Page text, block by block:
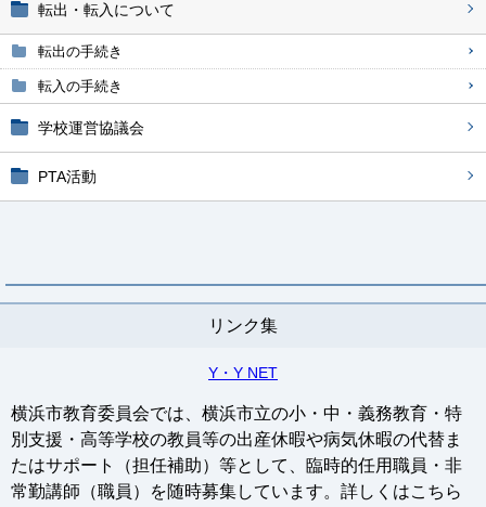
転出・転入について
転出の手続き
転入の手続き
学校運営協議会
PTA活動
リンク集
Y・Y NET
横浜市教育委員会では、横浜市立の小・中・義務教育・特
別支援・高等学校の教員等の出産休暇や病気休暇の代替ま
たはサポート（担任補助）等として、臨時的任用職員・非
常勤講師（職員）を随時募集しています。詳しくはこちら